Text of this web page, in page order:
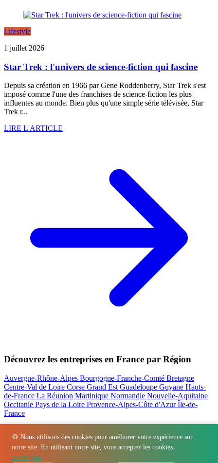
🍪 Nous utilisons des cookies pour améliorer votre expérience sur
notre site. En utilisant notre site, vous acceptez les cookies.
En
savoir plus
Lifestyle
1 juillet 2026
Star Trek : l'univers de science-fiction qui fascine
Depuis sa création en 1966 par Gene Roddenberry, Star Trek s'est
imposé comme l'une des franchises de science-fiction les plus
influentes au monde. Bien plus qu'une simple série télévisée, Star
Trek r...
LIRE L'ARTICLE
Découvrez les entreprises en France par Région
Auvergne-Rhône-Alpes Bourgogne-Franche-Comté Bretagne
Centre-Val de Loire Corse Grand Est Guadeloupe Guyane Hauts-
de-France La Réunion Martinique Normandie Nouvelle-Aquitaine
Occitanie Pays de la Loire Provence-Alpes-Côte d'AzurÎle-de-
France
Nos actualités les plus consultées
Régions - Départements - Villes - Entreprises - Marques Contact
Espace presse